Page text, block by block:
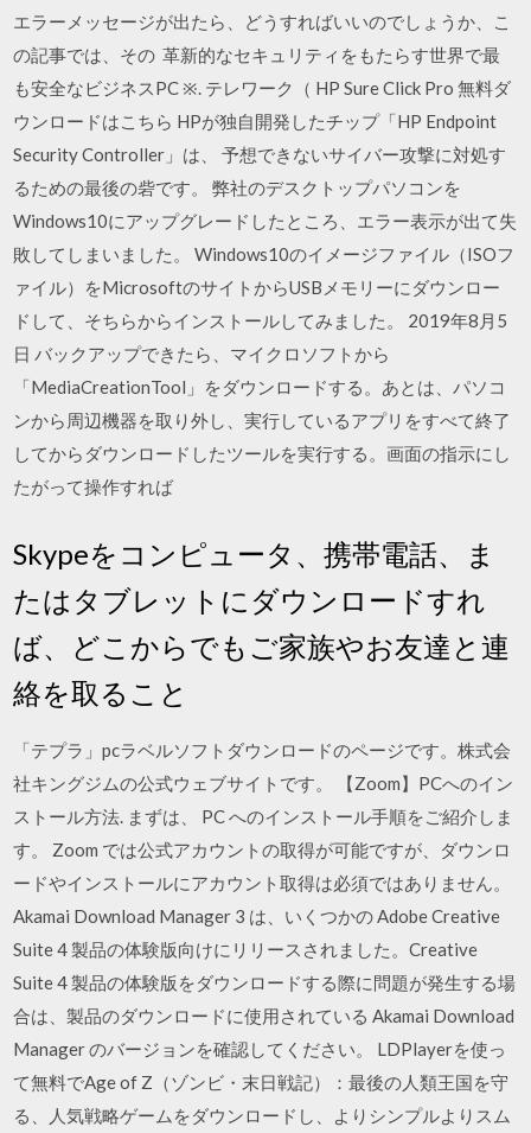
エラーメッセージが出たら、どうすればいいのでしょうか、こ
の記事では、その 革新的なセキュリティをもたらす世界で最
も安全なビジネスPC ※. テレワーク（ HP Sure Click Pro 無料ダ
ウンロードはこちら HPが独自開発したチップ「HP Endpoint
Security Controller」は、 予想できないサイバー攻撃に対処す
るための最後の砦です。 弊社のデスクトップパソコンを
Windows10にアップグレードしたところ、エラー表示が出て失
敗してしまいました。 Windows10のイメージファイル（ISOフ
ァイル）をMicrosoftのサイトからUSBメモリーにダウンロー
ドして、そちらからインストールしてみました。 2019年8月5
日 バックアップできたら、マイクロソフトから
「MediaCreationTool」をダウンロードする。あとは、パソコ
ンから周辺機器を取り外し、実行しているアプリをすべて終了
してからダウンロードしたツールを実行する。画面の指示にし
たがって操作すれば
Skypeをコンピュータ、携帯電話、ま
たはタブレットにダウンロードすれ
ば、どこからでもご家族やお友達と連
絡を取ること
「テプラ」pcラベルソフトダウンロードのページです。株式会
社キングジムの公式ウェブサイトです。 【Zoom】PCへのイン
ストール方法. まずは、 PC へのインストール手順をご紹介しま
す。 Zoom では公式アカウントの取得が可能ですが、ダウンロ
ードやインストールにアカウント取得は必須ではありません。
Akamai Download Manager 3 は、いくつかの Adobe Creative
Suite 4 製品の体験版向けにリリースされました。Creative
Suite 4 製品の体験版をダウンロードする際に問題が発生する場
合は、製品のダウンロードに使用されている Akamai Download
Manager のバージョンを確認してください。 LDPlayerを使っ
て無料でAge of Z（ゾンビ・末日戦記）：最後の人類王国を守
る、人気戦略ゲームをダウンロードし、よりシンプルよりスム